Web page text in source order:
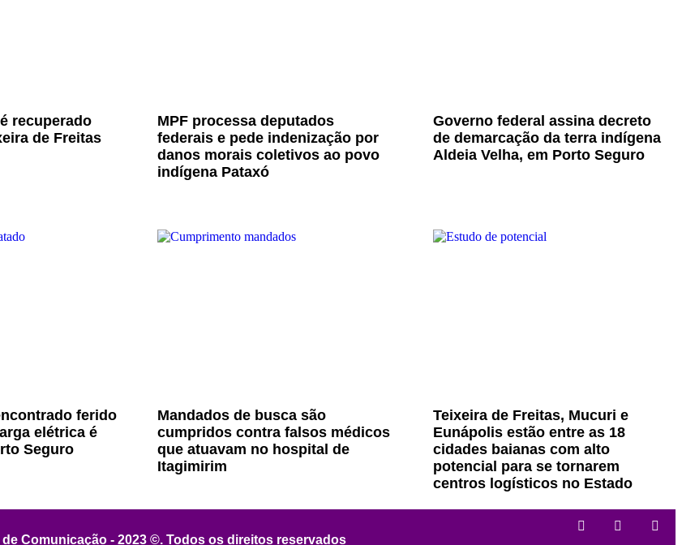
recuperado
de Freitas
MPF processa deputados
federais e pede indenização por
danos morais coletivos ao povo
indígena Pataxó
Governo federal assina decreto
de demarcação da terra indígena
Aldeia Velha, em Porto Seguro
ferido
elétrica é
Seguro
Mandados de busca são
cumpridos contra falsos médicos
que atuavam no hospital de
Itagimirim
Teixeira de Freitas, Mucuri e
Eunápolis estão entre as 18
cidades baianas com alto
potencial para se tornarem
centros logísticos no Estado
de Comunicação - 2023 ©. Todos os direitos reservados